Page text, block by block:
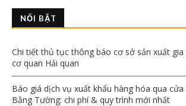
NỔI BẬT
Chi tiết thủ tục thông báo cơ sở sản xuất gia
cơ quan Hải quan
Báo giá dịch vụ xuất khẩu hàng hóa qua
Bằng Tường: chi phí & quy trình mới nhất